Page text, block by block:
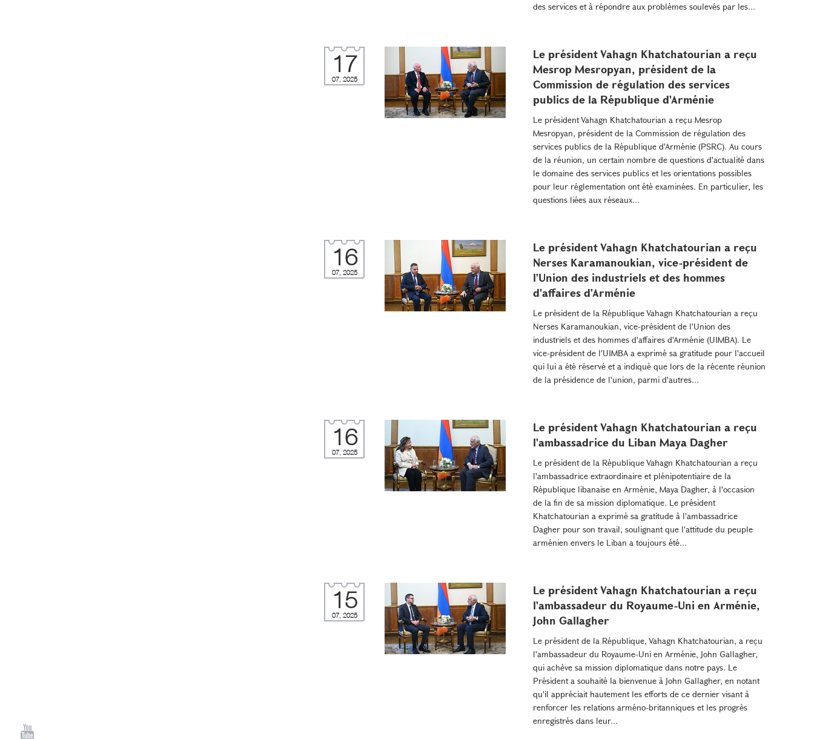
des services et à répondre aux problèmes soulevés par les...
17
07, 2025
Le président Vahagn Khatchatourian a reçu
Mesrop Mesropyan, président de la
Commission de régulation des services
publics de la République d'Arménie
Le président Vahagn Khatchatourian a reçu Mesrop
Mesropyan, président de la Commission de régulation des
services publics de la République d'Arménie (PSRC). Au cours
de la réunion, un certain nombre de questions d'actualité dans
le domaine des services publics et les orientations possibles
pour leur réglementation ont été examinées. En particulier, les
questions liées aux réseaux...
16
07, 2025
Le président Vahagn Khatchatourian a reçu
Nerses Karamanoukian, vice-président de
l'Union des industriels et des hommes
d'affaires d'Arménie
Le président de la République Vahagn Khatchatourian a reçu
Nerses Karamanoukian, vice-président de l'Union des
industriels et des hommes d'affaires d'Arménie (UIMBA). Le
vice-président de l'UIMBA a exprimé sa gratitude pour l'accueil
qui lui a été réservé et a indiqué que lors de la récente réunion
de la présidence de l'union, parmi d'autres...
16
07, 2025
Le président Vahagn Khatchatourian a reçu
l'ambassadrice du Liban Maya Dagher
Le président de la République Vahagn Khatchatourian a reçu
l'ambassadrice extraordinaire et plénipotentiaire de la
République libanaise en Arménie, Maya Dagher, à l'occasion
de la fin de sa mission diplomatique. Le président
Khatchatourian a exprimé sa gratitude à l'ambassadrice
Dagher pour son travail, soulignant que l'attitude du peuple
arménien envers le Liban a toujours été...
15
07, 2025
Le président Vahagn Khatchatourian a reçu
l'ambassadeur du Royaume-Uni en Arménie,
John Gallagher
Le président de la République, Vahagn Khatchatourian, a reçu
l'ambassadeur du Royaume-Uni en Arménie, John Gallagher,
qui achève sa mission diplomatique dans notre pays. Le
Président a souhaité la bienvenue à John Gallagher, en notant
qu'il appréciait hautement les efforts de ce dernier visant à
renforcer les relations arméno-britanniques et les progrès
enregistrés dans leur...